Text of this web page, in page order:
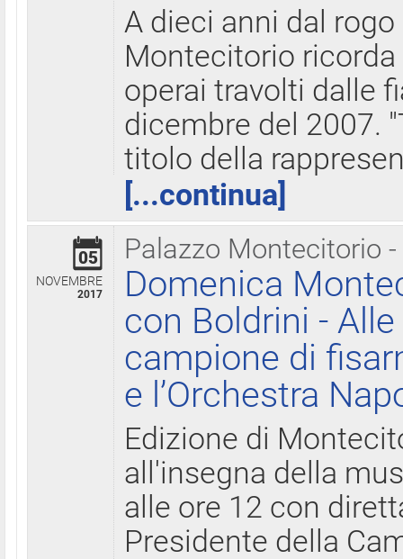
A dieci anni dal
Montecitorio
operai travolti dalle
dicembre del 2007.
titolo della
[...continua]
Palazzo Montecitorio
05
NOVEMBRE
2017
Domenica
con Boldrini -
campione di
e l’Orchestra
Edizione di
all'insegna della
alle ore 12 con
Presidente della